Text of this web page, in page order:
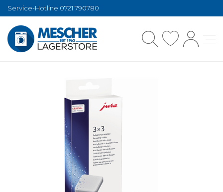
Service-Hotline 0721 790780